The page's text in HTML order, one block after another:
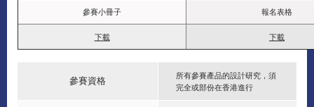
參賽小冊子 報名表格
下載 下載
參賽資格
所有參賽產品的設計研究，須
完全或部份在香港進行